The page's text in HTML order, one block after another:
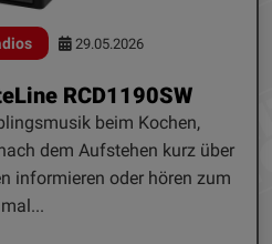
29.05.2026
RCD1190SW
beim Kochen,
dem Aufstehen kurz über
informieren oder hören zum